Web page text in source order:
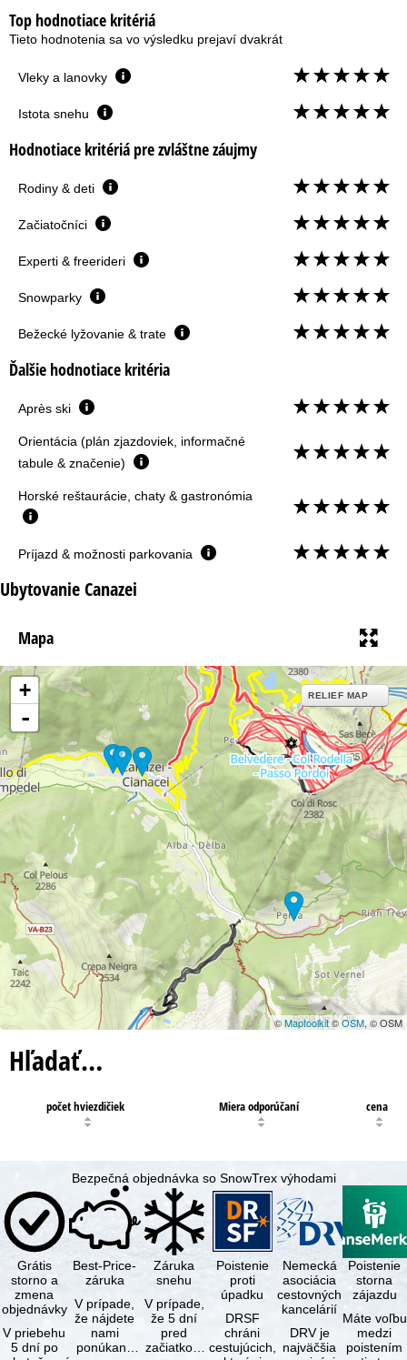
Top hodnotiace kritériá
Tieto hodnotenia sa vo výsledku prejaví dvakrát
Vleky a lanovky
Istota snehu
Hodnotiace kritériá pre zvláštne záujmy
Rodiny & deti
Začiatočníci
Experti & freerideri
Snowparky
Bežecké lyžovanie & trate
Ďalšie hodnotiace kritéria
Après ski
Orientácia (plán zjazdoviek, informačné
tabule & značenie)
Horské reštaurácie, chaty & gastronómia
Príjazd & možnosti parkovania
Ubytovanie Canazei
Mapa
+
-
RELIEF MAP
©Maptoolkit©OSM, © OSM
Hľadať…
počet hviezdičiek Miera odporúčaní cena
Bezpečná objednávka so SnowTrex výhodami
Grátis
storno a
zmena
objednávky
V priebehu
5 dní po
Best-Price-
záruka
V prípade,
že nájdete
nami
ponúkaný
Záruka
snehu
V prípade,
že 5 dní
pred
začiatkom
Poistenie
proti
úpadku
DRSF
chráni
cestujúcich,
Nemecká
asociácia
cestovných
kancelárií
DRV je
najväčšia
Poistenie
storna
zájazdu
Máte voľbu
medzi
poistením